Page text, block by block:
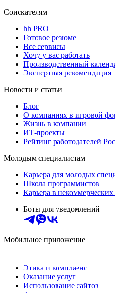
Соискателям
hh PRO
Готовое резюме
Все сервисы
Хочу у вас работать
Производственный
Экспертная рекомендация
Новости и статьи
Блог
О компаниях в игровой
Жизнь в компании
ИТ-проекты
Рейтинг работодателей
Молодым специалистам
Карьера для молодых
Школа программистов
Карьера в некоммерческих
Боты для уведомлений
Мобильное приложение
Этика и комплаенс
Оказание услуг
Использование сайтов